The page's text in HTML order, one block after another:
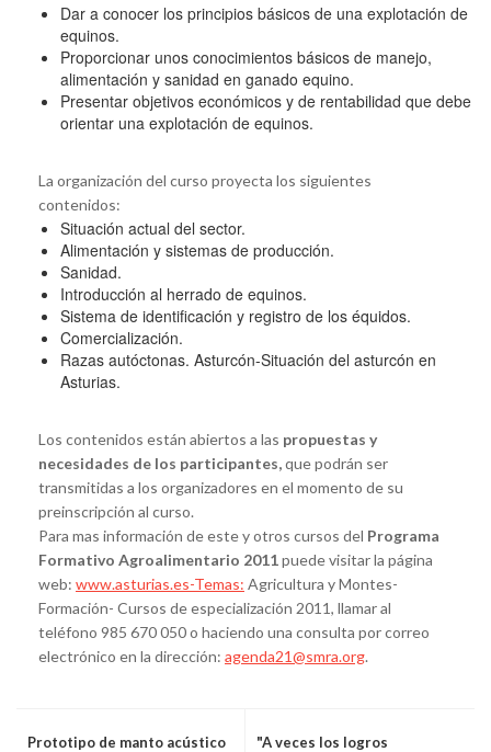
Dar a conocer los principios básicos de una explotación de
equinos.
Proporcionar unos conocimientos básicos de manejo,
alimentación y sanidad en ganado equino.
Presentar objetivos económicos y de rentabilidad que debe
orientar una explotación de equinos.
La organización del curso proyecta los siguientes
contenidos:
Situación actual del sector.
Alimentación y sistemas de producción.
Sanidad.
Introducción al herrado de equinos.
Sistema de identificación y registro de los équidos.
Comercialización.
Razas autóctonas. Asturcón-Situación del asturcón en
Asturias.
Los contenidos están abiertos a las propuestas y
necesidades de los participantes,que podrán ser
transmitidas a los organizadores en el momento de su
preinscripción al curso.
Para mas información de este y otros cursos del Programa
Formativo Agroalimentario 2011puede visitar la página
web: www.asturias.es-Temas: Agricultura y Montes-
Formación- Cursos de especialización 2011, llamar al
teléfono 985 670 050 o haciendo una consulta por correo
electrónico en la dirección: agenda21@smra.org.
Prototipo de manto acústico
"A veces los logros